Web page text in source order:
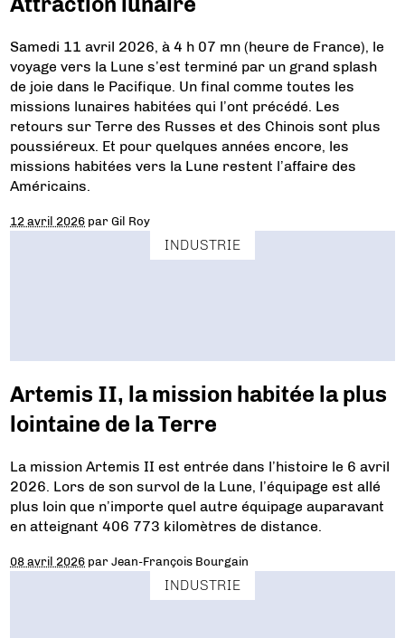
Samedi 11 avril 2026, à 4 h 07 mn (heure de France), le
voyage vers la Lune s’est terminé par un grand splash
de joie dans le Pacifique. Un final comme toutes les
missions lunaires habitées qui l’ont précédé. Les
retours sur Terre des Russes et des Chinois sont plus
poussiéreux. Et pour quelques années encore, les
missions habitées vers la Lune restent l’affaire des
Américains.
12 avril 2026 parGil Roy
INDUSTRIE
Artemis II, la mission habitée la plus
lointaine de la Terre
La mission Artemis II est entrée dans l’histoire le 6 avril
2026. Lors de son survol de la Lune, l’équipage est allé
plus loin que n’importe quel autre équipage auparavant
en atteignant 406 773 kilomètres de distance.
08 avril 2026 parJean-François Bourgain
INDUSTRIE